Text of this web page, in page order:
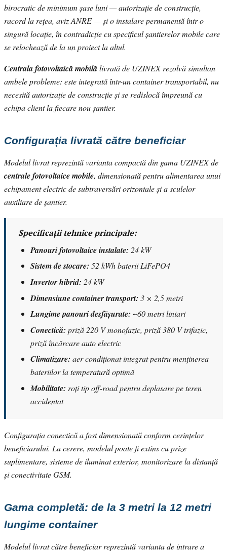
birocratic de minimum șase luni — autorizație de construcție,
racord la rețea, aviz ANRE — și o instalare permanentă într-o
singură locație, în contradicție cu specificul șantierelor mobile care
se relochează de la un proiect la altul.
Centrala fotovoltaică mobilălivrată de UZINEX rezolvă simultan
ambele probleme: este integrată într-un container transportabil, nu
necesită autorizație de construcție și se redislocă împreună cu
echipa client la fiecare nou șantier.
Configurația livrată către beneficiar
Modelul livrat reprezintă varianta compactă din gama UZINEX de
centrale fotovoltaice mobile, dimensionată pentru alimentarea unui
echipament electric de subtraversări orizontale și a sculelor
auxiliare de șantier.
Specificații tehnice principale:
Panouri fotovoltaice instalate: 24 kW
Sistem de stocare: 52 kWh baterii LiFePO4
Invertor hibrid: 24 kW
Dimensiune container transport: 3 × 2,5 metri
Lungime panouri desfășurate: ~60 metri liniari
Conectică: priză 220 V monofazic, priză 380 V trifazic,
priză încărcare auto electric
Climatizare: aer condiționat integrat pentru menținerea
bateriilor la temperatură optimă
Mobilitate: roți tip off-road pentru deplasare pe teren
accidentat
Configurația conectică a fost dimensionată conform cerințelor
beneficiarului. La cerere, modelul poate fi extins cu prize
suplimentare, sisteme de iluminat exterior, monitorizare la distanță
și conectivitate GSM.
Gama completă: de la 3 metri la 12 metri
lungime container
Modelul livrat către beneficiar reprezintă varianta de intrare a